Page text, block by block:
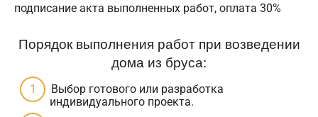
подписание акта выполненных работ, оплата 30%
Порядок выполнения работ при возведении
дома из бруса:
Выбор готового или разработка
индивидуального проекта.